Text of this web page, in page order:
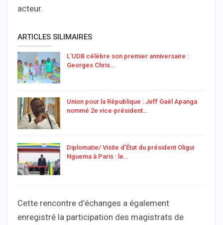
acteur.
ARTICLES SILIMAIRES
L’UDB célèbre son premier anniversaire :
Georges Chris…
Union pour la République : Jeff Gaël Apanga
nommé 2e vice‑président…
Diplomatie/ Visite d’État du président Oligui
Nguema à Paris : le…
Cette rencontre d’échanges a également
enregistré la participation des magistrats de